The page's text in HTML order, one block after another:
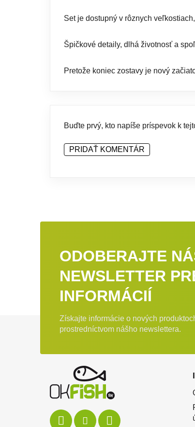
Set je dostupný v rôznych
Špičkové detaily, dlhá životnosť a
Pretože koniec zostavy je nový
Buďte prvý, kto napíše príspevok k
PRIDAŤ KOMENTÁR
ODOBERAJTE
NEWSLETTER
INFORMÁCIÍ
Získajte informácie o nových
prostredníctvom nášho newslettera.